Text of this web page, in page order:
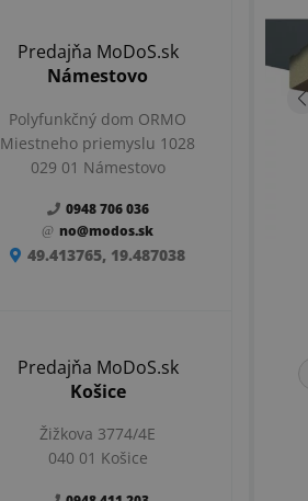
Predajňa MoDoS.sk
Námestovo
Polyfunkčný dom ORMO
Miestneho priemyslu 1028
029 01 Námestovo
0948 706 036
no@modos.sk
49.413765, 19.487038
Predajňa MoDoS.sk
Košice
Žižkova 3774/4E
040 01 Košice